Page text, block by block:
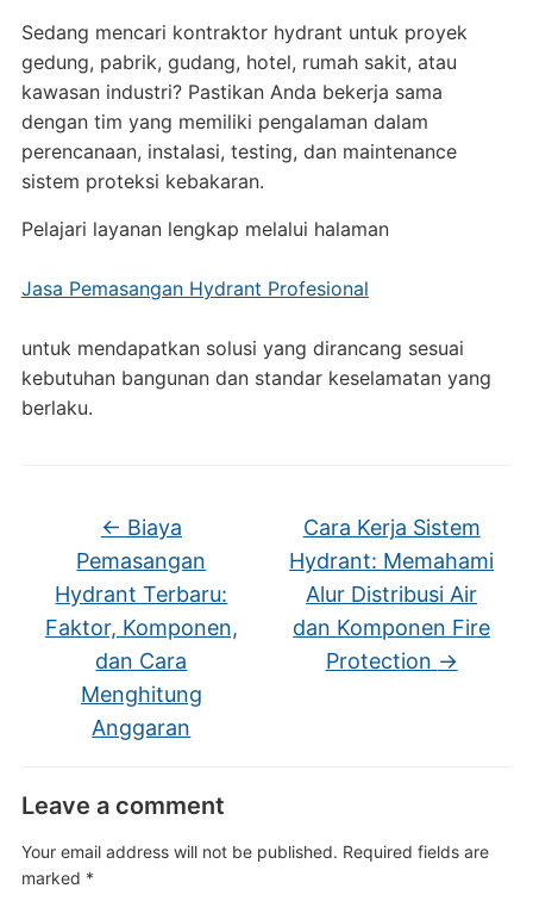
Sedang mencari kontraktor hydrant untuk proyek
gedung, pabrik, gudang, hotel, rumah sakit, atau
kawasan industri? Pastikan Anda bekerja sama
dengan tim yang memiliki pengalaman dalam
perencanaan, instalasi, testing, dan maintenance
sistem proteksi kebakaran.
Pelajari layanan lengkap melalui halaman
Jasa Pemasangan Hydrant Profesional
untuk mendapatkan solusi yang dirancang sesuai
kebutuhan bangunan dan standar keselamatan yang
berlaku.
← Biaya
Pemasangan
Hydrant Terbaru:
Faktor, Komponen,
dan Cara
Menghitung
Anggaran
Cara Kerja Sistem
Hydrant: Memahami
Alur Distribusi Air
dan Komponen Fire
Protection →
Leave a comment
Your email address will not be published. Required fields are
marked *